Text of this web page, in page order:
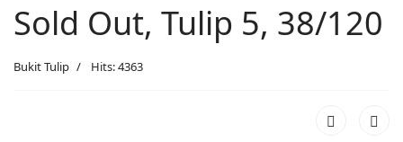
Sold Out, Tulip 5, 38/120
Bukit Tulip Hits: 4363